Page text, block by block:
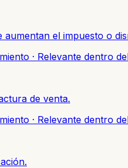
aumentan el impuesto o
· Relevante dentro
de venta.
· Relevante dentro